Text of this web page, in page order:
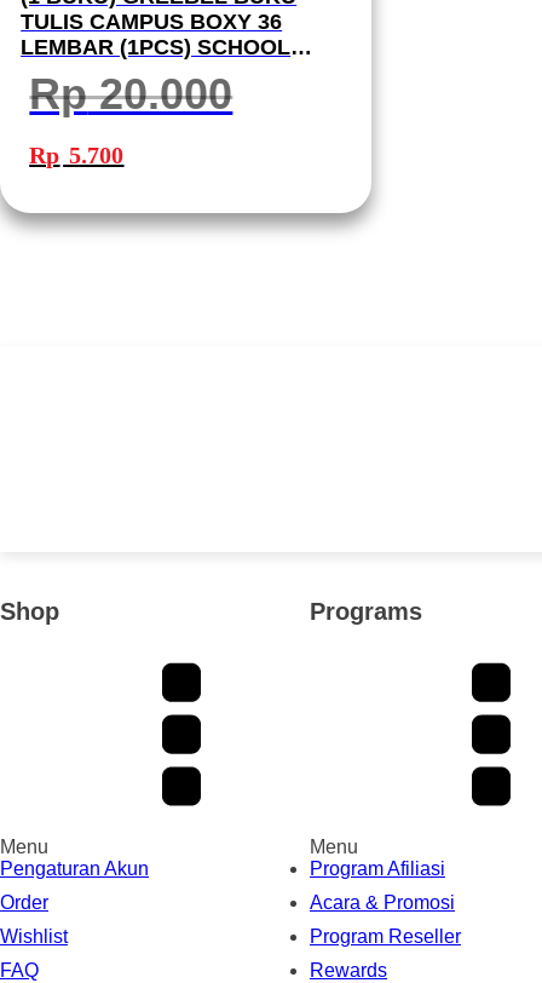
TULIS CAMPUS BOXY 36
LEMBAR (1PCS) SCHOOL
BOOK B5 36-11 I BUKU TULIS
GREEBEL
Rp20.000
Harga
aslinya
adalah:
Rp 5.700ini
Shop
Menu
Pengaturan Akun
Order
Wishlist
FAQ
Programs
Menu
Program Afiliasi
Acara & Promosi
Program Reseller
Rewards